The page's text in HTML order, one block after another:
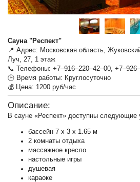
Сауна "Респект"
📍 Адрес: Московская область,
Луч, 27, 1 этаж
📞 Телефоны: +7‒916‒220‒42‒00,
🕒 Время работы: Круглосуточно
💰 Цена: 1200 руб/час
Описание:
В сауне «Респект» доступны следующие
бассейн 7 х 3 х 1.65 м
2 комнаты отдыха
массажное кресло
настольные игры
душевая
караоке